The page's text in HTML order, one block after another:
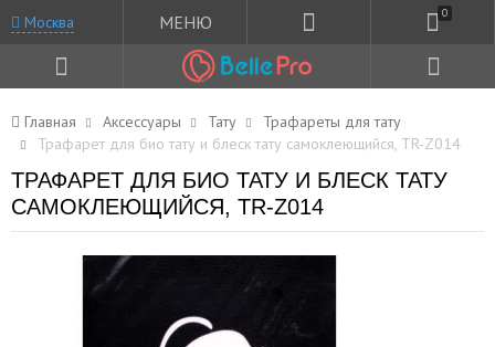
Москва МЕНЮ 0
Главная Аксессуары Тату
Трафареты для тату
Трафарет для био тату и блеск тату самоклеющийся, TR-Z014
ТРАФАРЕТ ДЛЯ БИО ТАТУ И БЛЕСК ТАТУ
САМОКЛЕЮЩИЙСЯ, TR-Z014